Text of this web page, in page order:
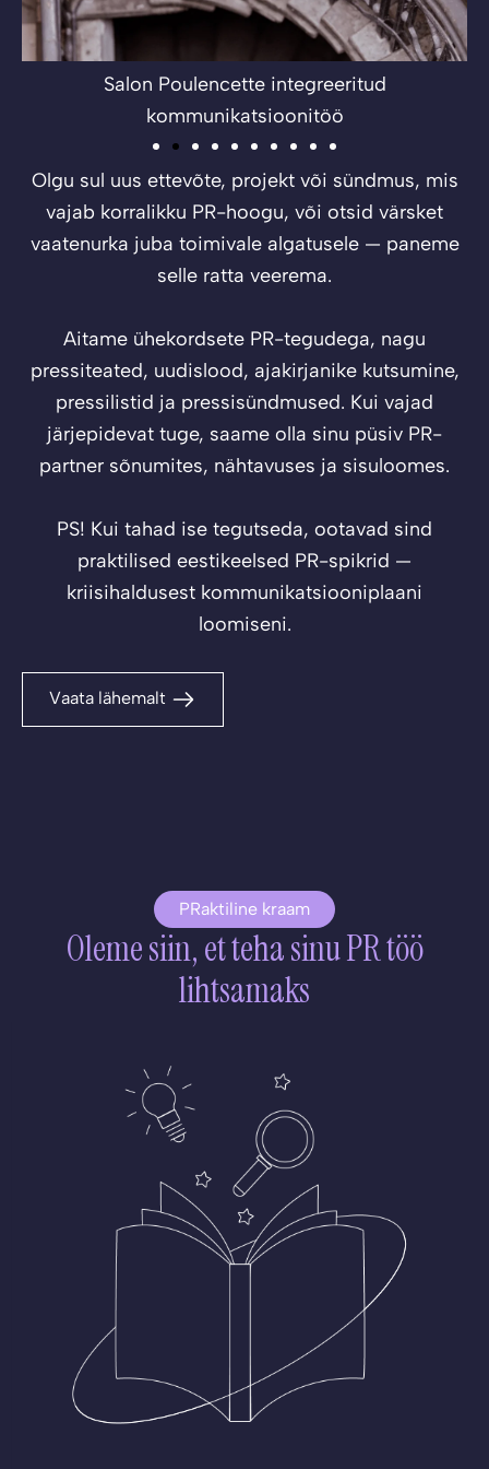
Salon Poulencette integreeritud
kommunikatsioonitöö
Olgu sul uus ettevõte, projekt või sündmus, mis
vajab korralikku PR-hoogu, või otsid värsket
vaatenurka juba toimivale algatusele — paneme
selle ratta veerema.
Aitame ühekordsete PR-tegudega, nagu
pressiteated, uudislood, ajakirjanike kutsumine,
pressilistid ja pressisündmused. Kui vajad
järjepidevat tuge, saame olla sinu püsiv PR-
partner sõnumites, nähtavuses ja sisuloomes.
PS! Kui tahad ise tegutseda, ootavad sind
praktilised eestikeelsed PR-spikrid —
kriisihaldusest kommunikatsiooniplaani
loomiseni.
Vaata lähemalt
PRaktiline kraam
Oleme siin, et teha sinu PR töö
lihtsamaks